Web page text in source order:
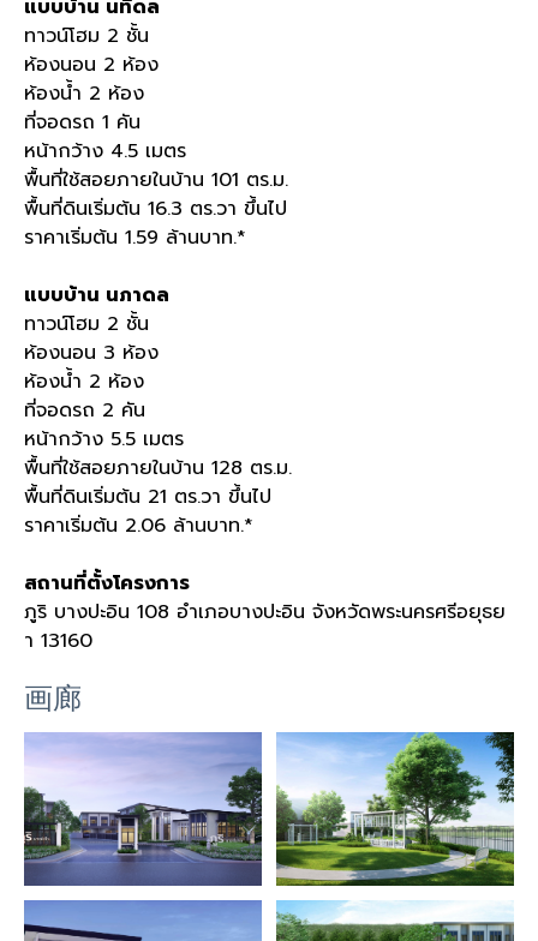
แบบบ้าน นทีดล
ทาวน์โฮม 2 ชั้น
ห้องนอน 2 ห้อง
ห้องน้ำ 2 ห้อง
ที่จอดรถ 1 คัน
หน้ากว้าง 4.5 เมตร
พื้นที่ใช้สอยภายในบ้าน 101 ตร.ม.
พื้นที่ดินเริ่มต้น 16.3 ตร.วา ขึ้นไป
ราคาเริ่มต้น 1.59 ล้านบาท.*
แบบบ้าน นภาดล
ทาวน์โฮม 2 ชั้น
ห้องนอน 3 ห้อง
ห้องน้ำ 2 ห้อง
ที่จอดรถ 2 คัน
หน้ากว้าง 5.5 เมตร
พื้นที่ใช้สอยภายในบ้าน 128 ตร.ม.
พื้นที่ดินเริ่มต้น 21 ตร.วา ขึ้นไป
ราคาเริ่มต้น 2.06 ล้านบาท.*
สถานที่ตั้งโครงการ
ภูริ บางปะอิน 108 อำเภอบางปะอิน จังหวัดพระนครศรีอยุธย
า 13160
画廊